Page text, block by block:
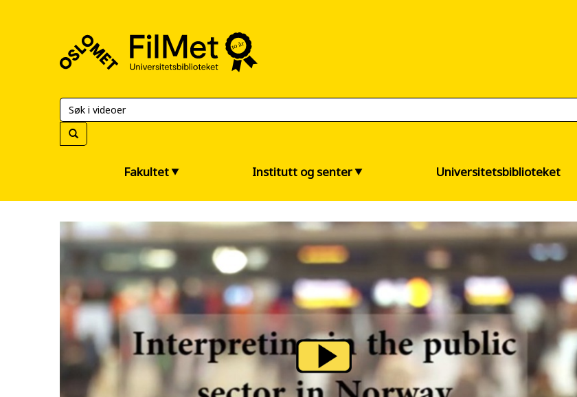
Universitetsbiblioteket
Fakultet Institutt og senter Universitetsbiblioteket